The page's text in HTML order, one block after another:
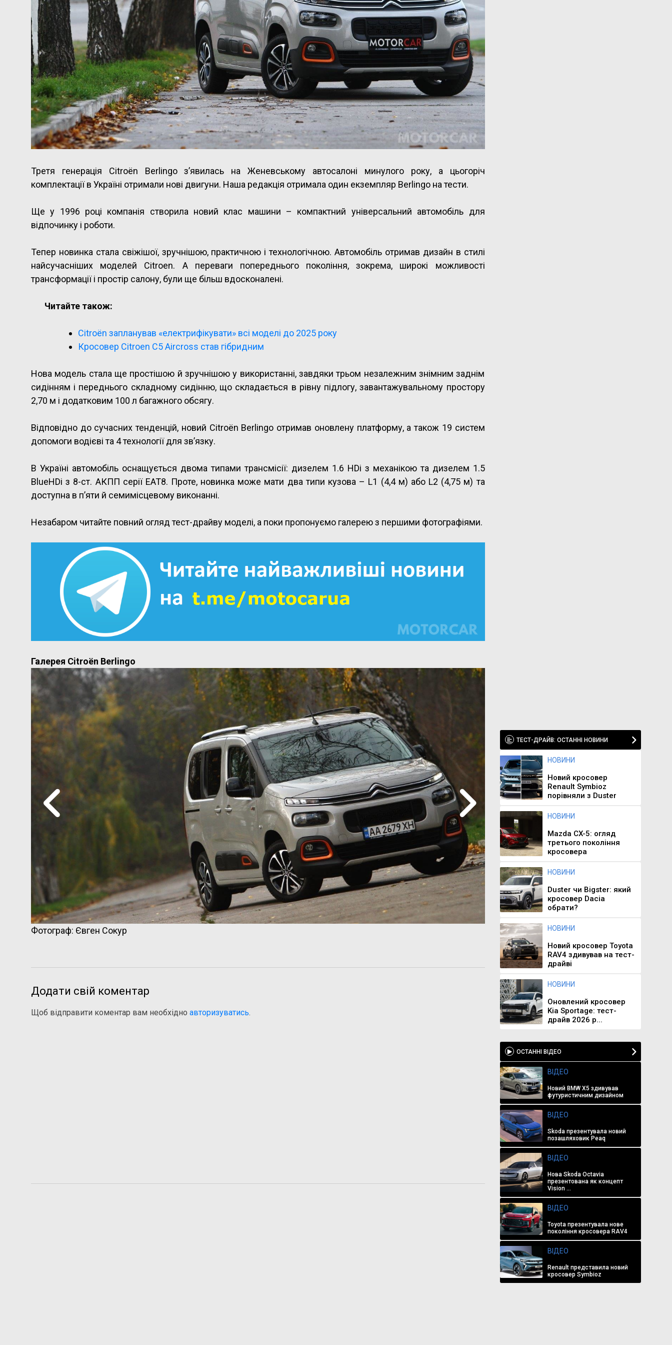
Третя генерація Citroёn Berlingo з’явилась на Женевському автосалоні минулого року, а цьогоріч
комплектації в Україні отримали нові двигуни. Наша редакція отримала один екземпляр Berlingo на тести.
Ще у 1996 році компанія створила новий клас машини – компактний універсальний автомобіль для
відпочинку і роботи.
Тепер новинка стала свіжішої, зручнішою, практичною і технологічною. Автомобіль отримав дизайн в стилі
найсучасніших моделей Citroеn. А переваги попереднього покоління, зокрема, широкі можливості
трансформації і простір салону, були ще більш вдосконалені.
Читайте також:
Citroën запланував «електрифікувати» всі моделі до 2025 року
Кросовер Citroen C5 Aircross став гібридним
Нова модель стала ще простішою й зручнішою у використанні, завдяки трьом незалежним знімним заднім
сидінням і переднього складному сидінню, що складається в рівну підлогу, завантажувальному простору
2,70 м і додатковим 100 л багажного обсягу.
Відповідно до сучасних тенденцій, новий Citroёn Berlingo отримав оновлену платформу, а також 19 систем
допомоги водієві та 4 технології для зв’язку.
В Україні автомобіль оснащується двома типами трансмісії: дизелем 1.6 HDi з механікою та дизелем 1.5
BlueHDi з 8-ст. АКПП серії EAT8. Проте, новинка може мати два типи кузова – L1 (4,4 м) або L2 (4,75 м) та
доступна в п’яти й семимісцевому виконанні.
Незабаром читайте повний огляд тест-драйву моделі, а поки пропонуємо галерею з першими фотографіями.
Галерея Citroёn Berlingo
Фотограф: Євген Сокур
Додати свій коментар
Щоб відправити коментар вам необхідно авторизуватись.
ТЕСТ-ДРАЙВ: ОСТАННІ НОВИНИ
НОВИНИ
Новий кросовер
Renault Symbioz
порівняли з Duster
НОВИНИ
Mazda CX-5: огляд
третього покоління
кросовера
НОВИНИ
Duster чи Bigster: який
кросовер Dacia
обрати?
НОВИНИ
Новий кросовер Toyota
RAV4 здивував на тест-
драйві
НОВИНИ
Оновлений кросовер
Kia Sportage: тест-
драйв 2026 р...
ОСТАННІ ВІДЕО
ВІДЕО
Новий BMW X5 здивував
футуристичним дизайном
ВІДЕО
Skoda презентувала новий
позашляховик Peaq
ВІДЕО
Нова Skoda Octavia
презентована як концепт
Vision ...
ВІДЕО
Toyota презентувала нове
покоління кросовера RAV4
ВІДЕО
Renault представила новий
кросовер Symbioz